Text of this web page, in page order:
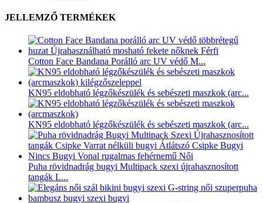
JELLEMZŐ TERMÉKEK
Cotton Face Bandana Porálló arc UV védő M...
KN95 eldobható légzőkészülék és sebészeti maszkok (arc...
KN95 eldobható légzőkészülék és sebészeti maszkok (arc...
Puha rövidnadrág bugyi Multipack szexi újrahasznosított
tangák L...